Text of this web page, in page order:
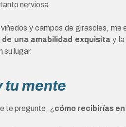
nerviosa.
y campos de girasoles,
una amabilidad exquisita y la
su lugar.
tu mente
te pregunte, ¿ cómo recibirías